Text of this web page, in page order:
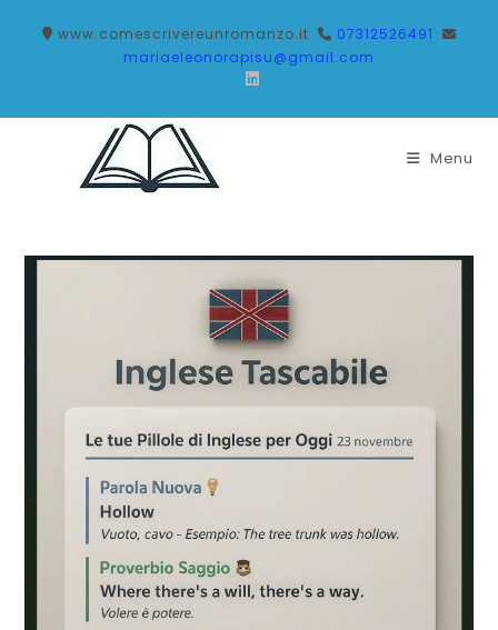
www.comescrivereunromanzo.it
07312526491
mariaeleonorapisu@gmail.com
Menu